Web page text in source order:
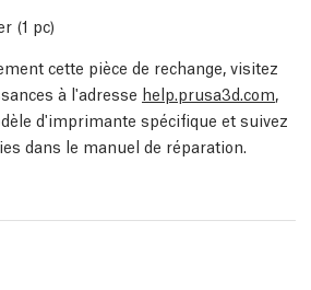
(1 pc)
cette pièce de rechange, visitez
à l'adresse help.prusa3d.com,
d'imprimante spécifique et suivez
dans le manuel de réparation.